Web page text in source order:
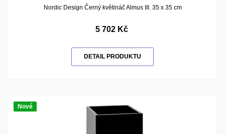
Nordic Design Černý květináč Almus III. 35 x 35 cm
5 702 Kč
DETAIL PRODUKTU
Nové